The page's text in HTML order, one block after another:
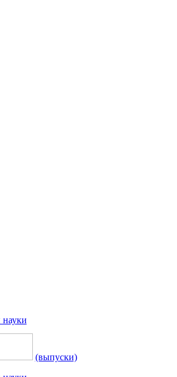
(выпуски)